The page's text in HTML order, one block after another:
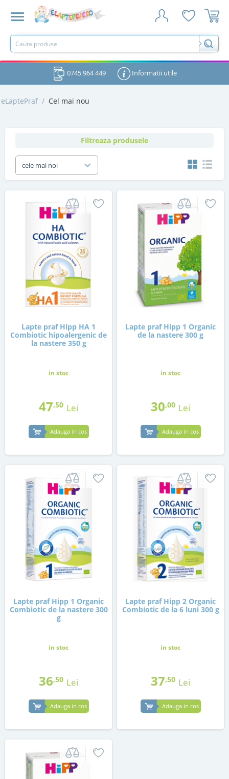
0745 964 449 Informatii utile
eLaptePraf / Cel mai nou
Filtreaza produsele
cele mai noi
Lapte praf Hipp HA 1
Combiotic hipoalergenic de
la nastere 350 g
in stoc
47,50 Lei
Adauga in cos
Lapte praf Hipp 1 Organic
de la nastere 300 g
in stoc
30,00 Lei
Adauga in cos
Lapte praf Hipp 1 Organic
Combiotic de la nastere 300
g
in stoc
36,50 Lei
Adauga in cos
Lapte praf Hipp 2 Organic
Combiotic de la 6 luni 300 g
in stoc
37,50 Lei
Adauga in cos